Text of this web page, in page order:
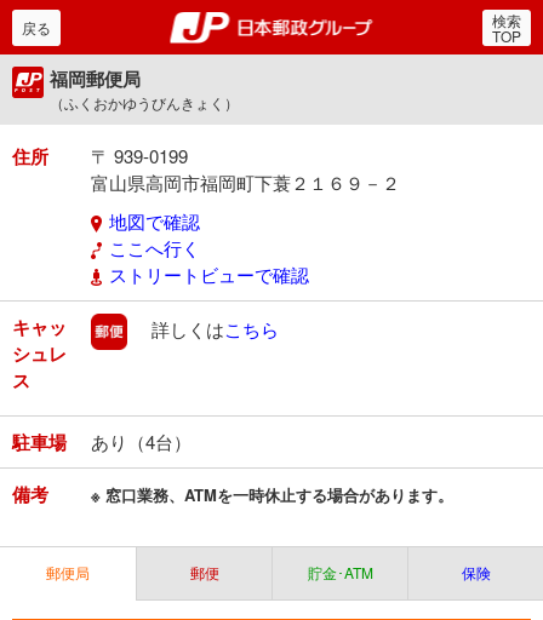
郵便局・日本郵政グルー
戻る 検索
TOP
福岡郵便局
（ふくおかゆうびんきょく）
住所
〒 939-0199
富山県高岡市福岡町下蓑２１６９－２
地図で確認
ここへ行く
ストリートビューで確認
キャッ
シュレ
ス
郵便
詳しくはこちら
駐車場 あり（4台）
備考 ※ 窓口業務、ATMを一時休止する場合があります。
郵便局 郵便 貯金･ATM 保険